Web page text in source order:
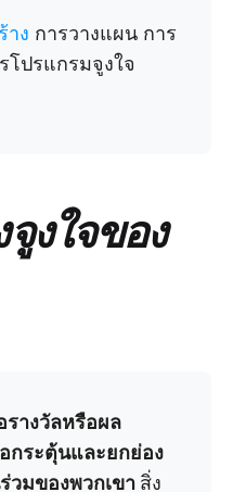
าง การวางแผน การ
ปรแกรมจูงใจ
งใจของ
รางวัลหรือผล
กระตุ้นและยกย่อง
วมของพวกเขา สิ่ง